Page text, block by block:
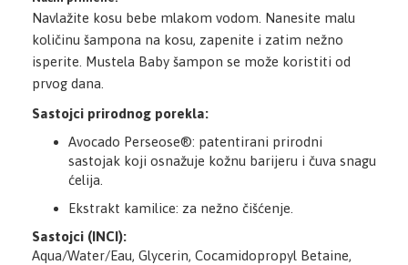
Navlažite kosu bebe mlakom vodom. Nanesite malu
količinu šampona na kosu, zapenite i zatim nežno
isperite. Mustela Baby šampon se može koristiti od
prvog dana.
Sastojci prirodnog porekla:
Avocado Perseose®: patentirani prirodni
sastojak koji osnažuje kožnu barijeru i čuva snagu
ćelija.
Ekstrakt kamilice: za nežno čišćenje.
Sastojci (INCI):
Aqua/Water/Eau, Glycerin, Cocamidopropyl Betaine,